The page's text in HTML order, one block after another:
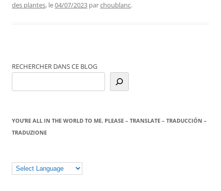
des plantes, le04/07/2023 parchoublanc.
RECHERCHER DANS CE BLOG
YOU’RE ALL IN THE WORLD TO ME. PLEASE – TRANSLATE – TRADUCCIÓN –
TRADUZIONE